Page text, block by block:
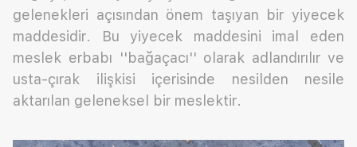
gelenekleri açısından önem taşıyan bir yiyecek
maddesidir. Bu yiyecek maddesini imal eden
meslek erbabı ''bağaçacı'' olarak adlandırılır ve
usta-çırak ilişkisi içerisinde nesilden nesile
aktarılan geleneksel bir meslektir.